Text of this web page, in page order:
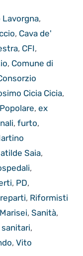
,
, Cava de'
, CFI,
, Comune di
Cicia Cicia,
, ex
, furto,
Saia,
,
, PD,
reparti, Riformisti
, Sanità,
,
, Vito